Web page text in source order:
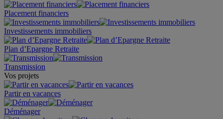
Placement financiers
Investissements immobiliers
Plan d’Epargne Retraite
Transmission
Vos projets
Partir en vacances
Déménager